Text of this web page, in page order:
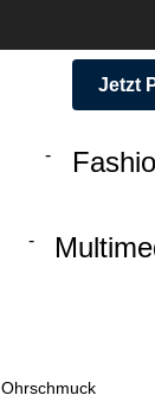
Jetzt
Ohrschmuck